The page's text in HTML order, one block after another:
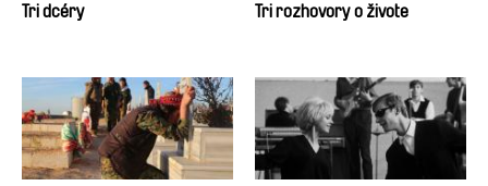
Tri dcéry Tri rozhovory o živote